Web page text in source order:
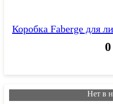
Коробка Faberge для
0
Нет в